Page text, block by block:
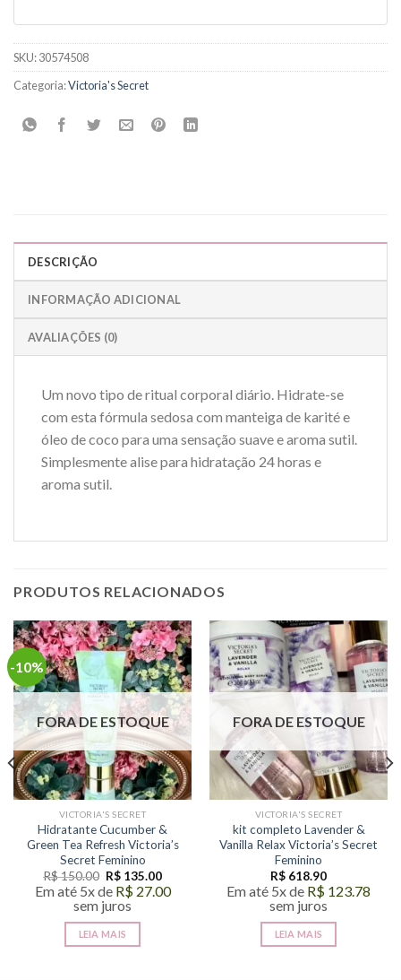
SKU:30574508
Categoria:Victoria's Secret
DESCRIÇÃO
INFORMAÇÃO ADICIONAL
AVALIAÇÕES (0)
Um novo tipo de ritual corporal diário. Hidrate-se
com esta fórmula sedosa com manteiga de karité e
óleo de coco para uma sensação suave e aroma sutil.
Simplesmente alise para hidratação 24 horas e
aroma sutil.
PRODUTOS RELACIONADOS
-10%
FORA DE ESTOQUE
VICTORIA'S SECRET
Hidratante Cucumber &
Green Tea Refresh Victoria’s
Secret Feminino
R$150.00 O
preço
original
era:
R$ 150.00.
R$ 135.00O
preço
atual
Em até 5x de R$27.00
sem juros
LEIA MAIS
FORA DE ESTOQUE
VICTORIA'S SECRET
kit completo Lavender &
Vanilla Relax Victoria’s Secret
Feminino
R$ 618.90
Em até 5x de R$ 123.78
sem juros
LEIA MAIS